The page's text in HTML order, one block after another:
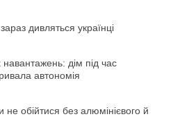
дивляться українці
дім під час
автономія
не обійтися без алюмінієвого й